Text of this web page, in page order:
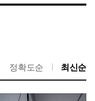
정확도순 최신순